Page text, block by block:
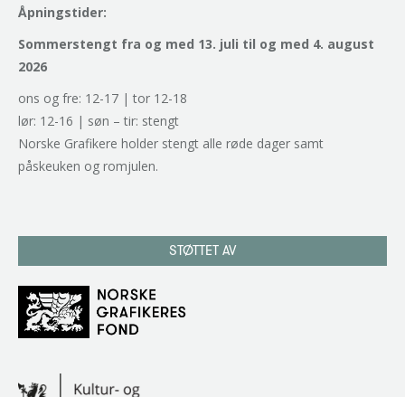
Åpningstider:
Sommerstengt fra og med 13. juli til og med 4. august
2026
ons og fre: 12-17 | tor 12-18
lør: 12-16 | søn – tir: stengt
Norske Grafikere holder stengt alle røde dager samt
påskeuken og romjulen.
STØTTET AV